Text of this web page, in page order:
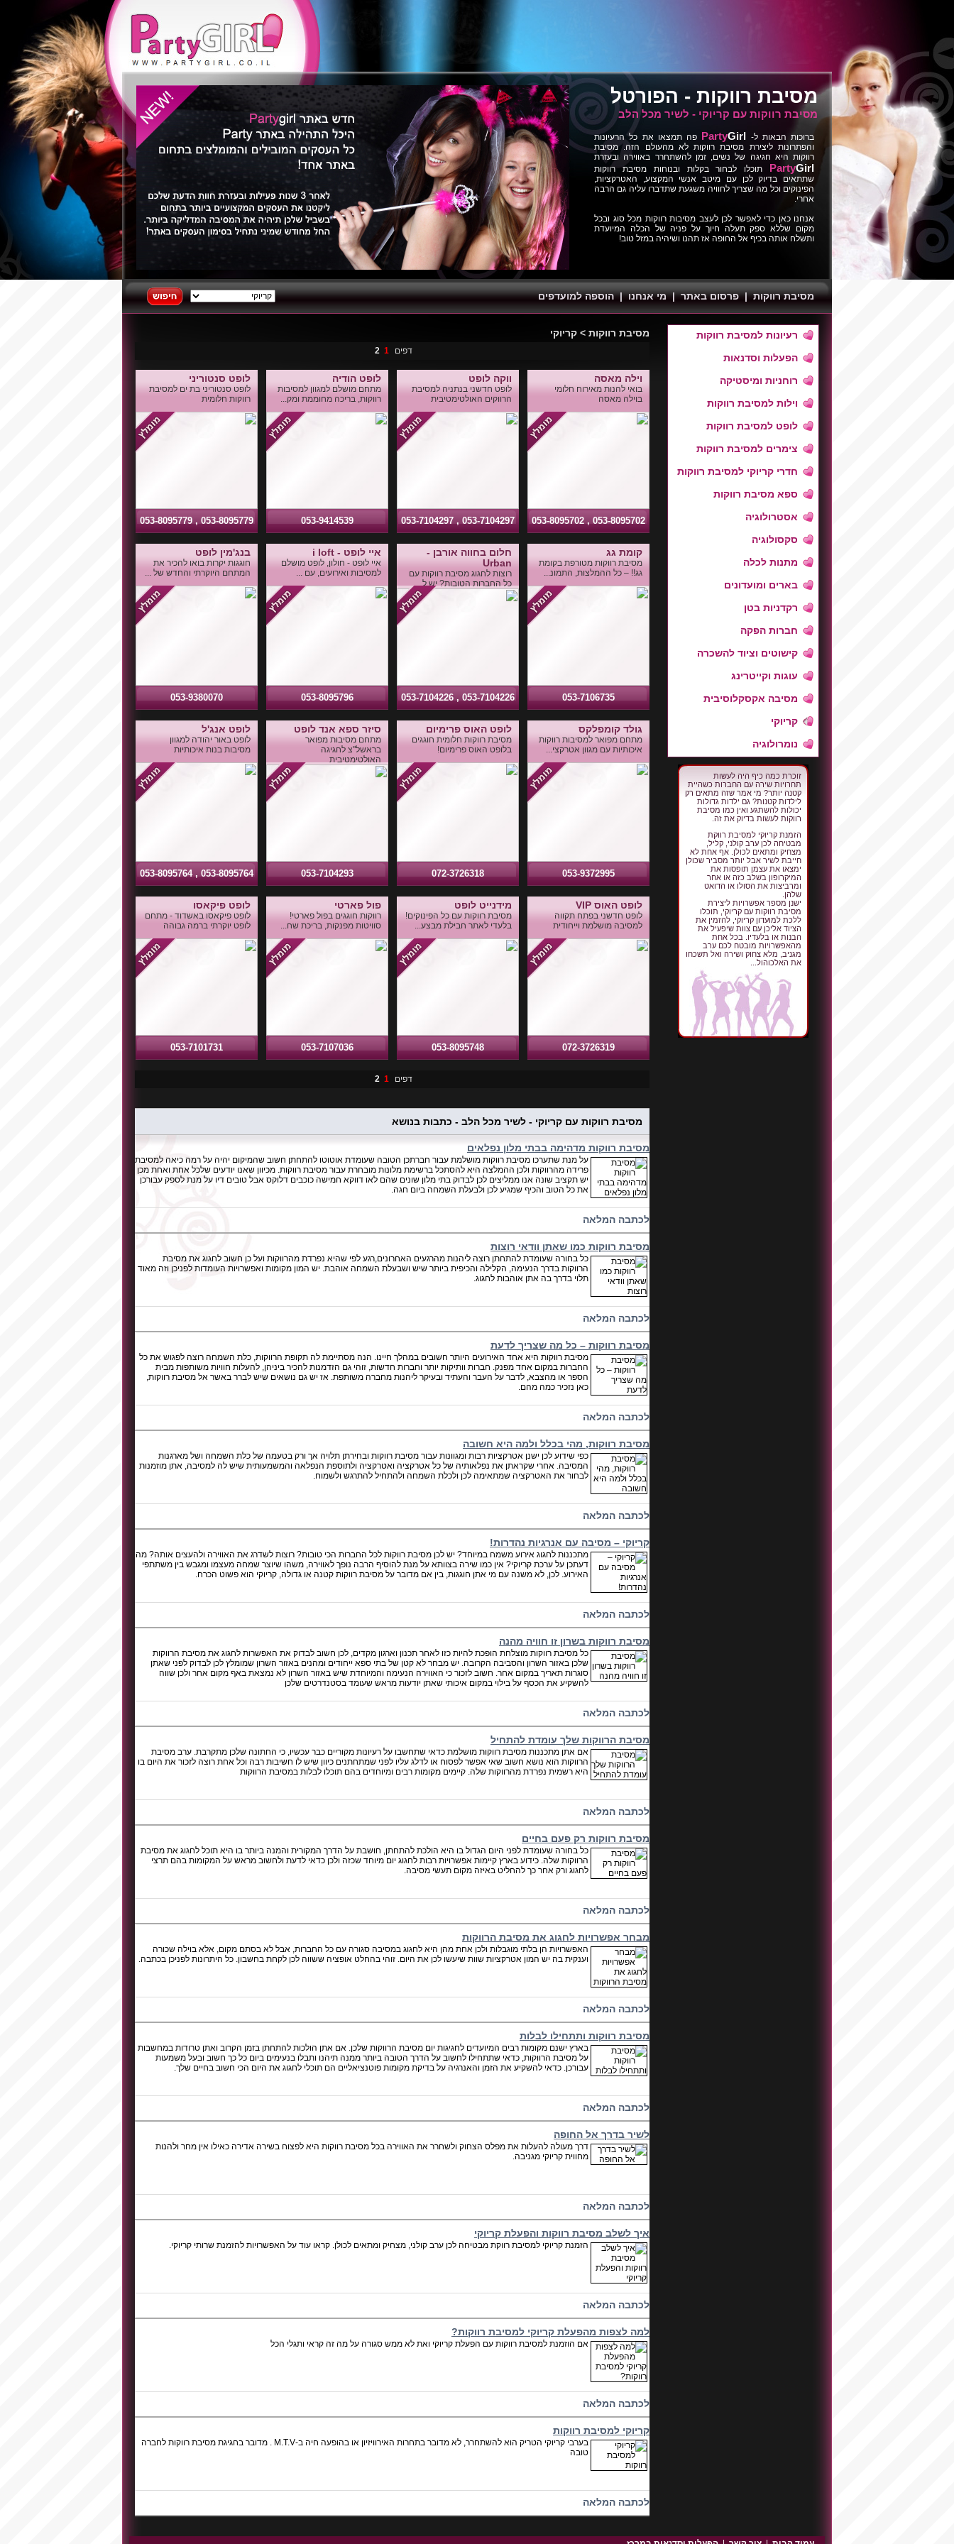
מסיבת רווקות - הפורטל
מסיבת רווקות עם קריוקי - לשיר מכל הלב
ברוכות הבאות ל- PartyGirl
פה תמצאו את כל הרעיונות
והפתרונות ליצירת מסיבת רווקות לא מהעולם הזה. מסיבת
רווקות היא חגיגה של נשים, זמן להשתחרר באווירה ובעזרת
PartyGirl
תוכלו לבחור בקלות ובנוחות מסיבת רווקות
שתתאים בדיוק לכן עם מיטב אנשי המקצוע, האטרקציות,
הפינוקים וכל מה שצריך לחוויה משגעת שתדברו עליה גם הרבה
אחרי.
אנחנו כאן כדי לאפשר לכן לעצב מסיבות רווקות מכל סוג ובכל
מקום שללא ספק תעלה חיוך על פניה של הכלה המיועדת
ותשלח אותה בכיף אל החופה אז תהנו ושיהיה במזל טוב!
מסיבת רווקות|פרסום באתר|מי אנחנו|הוספה למועדפים
רעיונות למסיבת רווקות
הפעלות וסדנאות
רוחניות ומיסטיקה
וילות למסיבת רווקות
לופט למסיבת רווקות
צימרים למסיבת רווקות
חדרי קריוקי למסיבת רווקות
ספא מסיבת רווקות
אסטרולוגיה
סקסולוגיה
מתנות לכלה
בארים ומועדונים
רקדניות בטן
חברות הפקה
קישוטים וציוד להשכרה
עוגות וקייטרינג
מסיבה אקסקלוסיבית
קריוקי
נומרולוגיה
זוכרת כמה כיף היה לעשות
תחרויות שירה עם החברות כשהיית
קטנה יותר? מי אמר שזה מתאים רק
לילדות קטנות? גם ילדות גדולות
יכולות להשתגע ואין כמו מסיבת
רווקות לעשות בדיוק את זה.
הזמנת קריוקי למסיבת רווקת
מבטיחה לכן ערב קולני, קליל,
מצחיק ומתאים לכולן. אף אחת לא
חייבת לשיר אבל יותר מסביר שכולן
ימצאו את עצמן תופסות את
המיקרופון בשלב כזה או אחר
ומרביצות את הסולו או הדואט
שלהן.
ישנן מספר אפשרויות ליצירת
מסיבת רווקות עם קריוקי, תוכלו
ללכת למועדון קריוקי, להזמין את
הציוד אליכן עם צוות שיפעיל את
הבנות או בלעדיו. בכל אחת
מהאפשרויות מובטח לכם ערב
מגניב, מלא צחוק ושירה ואל תשכחו
את האלכוהול...
מסיבת רווקות > קריוקי
דפים 1
2
וילה מאסה
בואי להנות מאירוח חלומי
בוילה מאסה
053-8095702 , 053-8095702
ווקה לופט
לופט חדשני בנתניה למסיבת
הרווקים האולטימטיבית
053-7104297 , 053-7104297
לופט הודיה
מתחם מושלם למגוון למסיבות
רווקות, בריכה מחוממת ומק...
053-9414539
לופט סנטוריני
לופט סנטוריני בת ים למסיבת
רווקות חלומית
053-8095779 , 053-8095779
קומת גג
מסיבת רווקות מטורפת בקומת
גג!! – כל ההמלצות, התמונ...
053-7106735
חלום בחווה אורבן -
Urban
רוצות לחגוג מסיבת רווקות עם
כל החברות הטובות? יש ל...
053-7104226 , 053-7104226
איי לופט - i loft
איי לופט - חולון, לופט מושלם
למסיבות ואירועים, עם ...
053-8095796
בנג'מין לופט
חוגגות יקרות בואו להכיר את
המתחם היוקרתי והחדש של ...
053-9380070
גולד קומפלקס
מתחם מפואר למסיבות רווקות
איכותיות עם מגוון אטרקצי...
053-9372995
לופט האוס פרימיום
מסיבת רווקות חלומית חוגגים
בלופט האוס פרימיום!
072-3726318
סיזר ספא אנד לופט
מתחם מסיבות מפואר
בראשל"צ לחגיגה
האולטימטיבית
053-7104293
לופט אנג'ל
לופט באור יהודה למגוון
מסיבות בנות איכותיות
053-8095764 , 053-8095764
לופט האוס VIP
לופט חדשני בפתח תקווה
למסיבה מושלמת וייחודית
072-3726319
מידנייט לופט
מסיבת רווקות עם כל הפינוקים!
בלעדי לאתר חבילת מבצע...
053-8095748
פול פארטי
רווקות חוגגים בפול פארטי!
סוויטות מפנקות, בריכת שח...
053-7107036
לופט פיקאסו
לופט פיקאסו באשדוד - מתחם
לופט יוקרתי ברמה גבוהה
053-7101731
דפים 1
2
מסיבת רווקות עם קריוקי - לשיר מכל הלב - כתבות בנושא
מסיבת רווקות מדהימה בבתי מלון נפלאים
על מנת שתערכו מסיבת רווקות מושלמת עבור חברתכן הטובה שעומדת אוטוטו להתחתן חשוב שהמיקום יהיה על רמה כיאה למסיבת
פרידה מהרווקות ולכן ההמלצה היא להסתכל ברשימת מלונות מובחרת עבור מסיבת רווקות. מכיוון שאנו יודעים שלכל אחת ואחת מכן
יש תקציב שונה אנו ממליצים לכן לבדוק בתי מלון שונים שהם לאו דווקא חמישה כוכבים דלוקס אבל טובים דיו על מנת לספק עבורכן
את כל הטוב והכיף שמגיע לכן ולבעלת השמחה ביום חגה.
לכתבה המלאה
מסיבת רווקות כמו שאתן וודאי רוצות
כל בחורה שעומדת להתחתן רוצה ליהנות מהרגעים האחרונים,רגע לפי שהיא נפרדת מהרווקות ועל כן חשוב לחגוג את מסיבת
הרווקות בדרך הנעימה, הקלילה והכיפית ביותר שיש ושבעלת השמחה אוהבת. יש המון מקומות ואפשרויות העומדות לפניכן וזה מאוד
תלוי בדרך בה אתן אוהבות לחגוג.
לכתבה המלאה
מסיבת רווקות – כל מה שצריך לדעת
מסיבת רווקות היא אחד האירועים היותר חשובים במהלך חיינו. הנה מסתיימת לה תקופת הרווקות, כלת השמחה רוצה לפגוש את כל
החברות במקום אחד מפנק. חברות וותיקות יותר וחברות חדשות, זוהי גם הזדמנות להכיר ביניהן, להעלות חוויות משותפות מבית
הספר או מהצבא, לדבר על העבר והעתיד ובעיקר ליהנות מחברה משותפת. אז יש גם נושאים שיש לברר באשר אל מסיבת רווקות,
כאן נזכיר כמה מהם.
לכתבה המלאה
מסיבת רווקות, מהי בכלל ולמה היא חשובה
כפי שידוע לכן ישנן אטרקציות רבות ומגוונות עבור מסיבת רווקות ובחירתן תלויה אך ורק בטעמה של כלת השמחה ושל מארגנות
המסיבה. אחרי שקראתן את נפלאותיה של כל אטרקציה ואטרקציה ולתוספת הנפלאה והמשמעותית שיש לה למסיבה, אתן מוזמנות
לבחור את האטרקציה שמתאימה לכן ולכלת השמחה ולהתחיל להתרגש ולשמוח.
לכתבה המלאה
קריוקי – מסיבה עם אנרגיות נהדרות!
מתכננות לחגוג אירוע משמח במיוחד? יש לכן מסיבת רווקות לכל החברות הכי טובות? רוצות לשדרג את האווירה ולהעצים אותה? מה
דעתכן על ערכת קריוקי? אין כמו שירה בצוותא על מנת להוסיף הרבה נופך לאווירה, משהו שיוצר שמחה מעצמו ומגבש בין משתתפי
האירוע. לכן, לא משנה עם מי אתן חוגגות, בין אם מדובר על מסיבת רווקות קטנה או גדולה, קריוקי הוא פשוט הכרח.
לכתבה המלאה
מסיבת רווקות בשרון זו חוויה מהנה
כל מסיבת רווקות מוצלחת הופכת להיות כזו לאחר תכנון וארגון מקדים, לכן חשוב לבדוק את האפשרות לחגוג את מסיבת הרווקות
שלכן באזור השרון והסביבה הקרובה. יש מבחר לא קטן של בתי ספא ייחודים ומהנים באזור השרון שמומלץ לכן לבדוק לפני שאתן
סוגרות תאריך במקום אחר. חשוב לזכור כי האווירה הנעימה והמיוחדת שיש באזור השרון לא נמצאת באף מקום אחר ולכן שווה
להשקיע את הכסף על בילוי במקום איכותי שאתן יודעות מראש שעומד בסטנדרטים שלכן
לכתבה המלאה
מסיבת הרווקות שלך עומדת להתחיל
אם אתן מתכננות מסיבת רווקות מושלמת כדאי שתחשבו על רעיונות מקוריים כבר עכשיו, כי החתונה שלכן מתקרבת. ערב מסיבת
הרווקות הוא נושא חשוב שאי אפשר לפסוח או לדלג עליו לפני שמתחתנים כיוון שיש לו חשיבות רבה וכל אחת רוצה לזכור את היום בו
היא רשמית נפרדת מהרווקות שלה. קיימים מקומות רבים ומיוחדים בהם תוכלו לבלות במסיבת הרווקות
לכתבה המלאה
מסיבת רווקות רק פעם בחיים
כל בחורה שעומדת לפני היום הגדול בו היא הולכת להתחתן, חושבת על הדרך המקורית והמנה ביותר בו היא תוכל לחגוג את מסיבת
הרווקות שלה. כידוע בארץ קיימות אפשרויות רבות לחגוג יום מיוחד שכזה ולכן כדאי לדעת ולחשוב מראש על המקומות בהם תרצי
לחגוג ורק אחר כך להחליט באיזה מקום תעשי מסיבה.
לכתבה המלאה
מבחר אפשרויות לחגוג את מסיבת הרווקות
האפשרויות הן בלתי מוגבלות ולכן אחת מהן היא לחגוג במסיבה סגורה עם כל החברות, אבל לא בסתם מקום, אלא בוילה שכורה
וענקית בה יש המון אטרקציות שוות שיעשו לכן את היום. זוהי בהחלט אופציה ששווה לכן לקחת בחשבון. כל היתרונות לפניכן בכתבה.
לכתבה המלאה
מסיבת רווקות ותתחילו לבלות
בארץ ישנם מקומות רבים המיועדים לחגיגות יום מסיבת הרווקות שלכן. אם אתן הולכות להתחתן בזמן הקרוב ואתן טרודות במחשבות
על מסיבת הרווקות, כדאי שתתחילו לחשוב על הדרך הטובה ביותר ממנה תיהנו ותבלו בנעימים ביום כל כך חשוב ובעל משמעות
עבורכן. כדאי להשקיע את הזמן והאנרגיה על בדיקת מקומות פוטנציאליים הם תוכלי לחגוג את היום הכי חשוב בחיים שלך.
לכתבה המלאה
לשיר בדרך אל החופה
דרך מעולה להעלות את מפלס הצחוק ולשחרר את האווירה בכל מסיבת רווקות היא לפצוח בשירה אדירה כאילו אין מחר ולהנות
מחווית קריוקי מגניבה.
לכתבה המלאה
איך לשלב מסיבת רווקות והפעלת קריוקי
הזמנת קריוקי למסיבת רווקת מבטיחה לכן ערב קולני, מצחיק ומתאים לכולן. קראו עוד על האפשרויות להזמנת שרותי קריוקי.
לכתבה המלאה
למה לצפות מהפעלת קריוקי למסיבת רווקות?
אם הוזמנת למסיבת רווקות עם הפעלת קריוקי ואת לא ממש סגורה על מה זה קראי ותגלי הכל
לכתבה המלאה
קריוקי למסיבת רווקות
בערבי קריוקי הטריק הוא להשתחרר, לא מדובר בתחרות האירוויזיון או בהופעה חיה ב-M.T.V . מדובר בחגיגת מסיבת רווקות לחברה
טובה
לכתבה המלאה